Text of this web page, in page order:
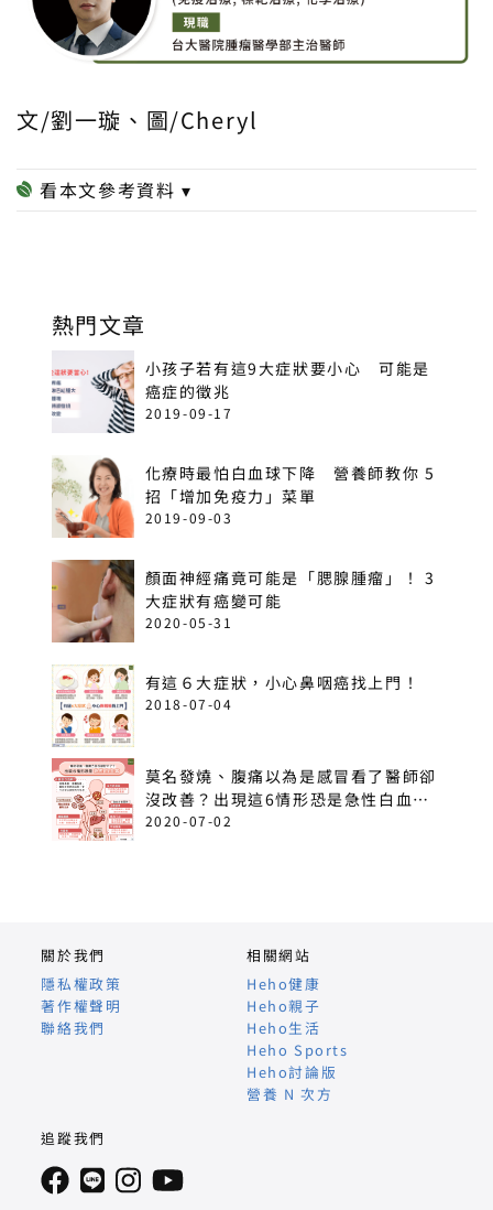
文/劉一璇、圖/Cheryl
熱門文章
小孩子若有這9大症狀要小心 可能是
癌症的徵兆
2019-09-17
化療時最怕白血球下降 營養師教你 5
招「增加免疫力」菜單
2019-09-03
顏面神經痛竟可能是「腮腺腫瘤」！ 3
大症狀有癌變可能
2020-05-31
有這６大症狀，小心鼻咽癌找上門！
2018-07-04
莫名發燒、腹痛以為是感冒看了醫師卻
沒改善？出現這6情形恐是急性白血
病！
2020-07-02
關於我們
隱私權政策
著作權聲明
聯絡我們
相關網站
Heho健康
Heho親子
Heho生活
Heho Sports
Heho討論版
營養 N 次方
追蹤我們